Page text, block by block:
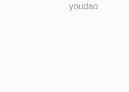
youdao